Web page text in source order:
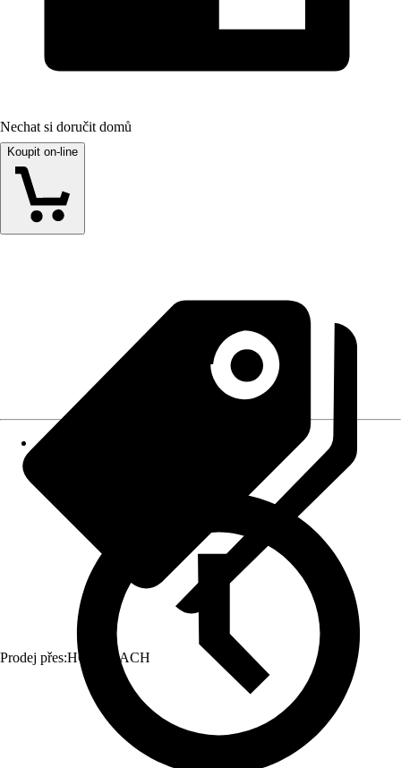
Nechat si doručit domů
Koupit on-line
Prodej přes:HORNBACH